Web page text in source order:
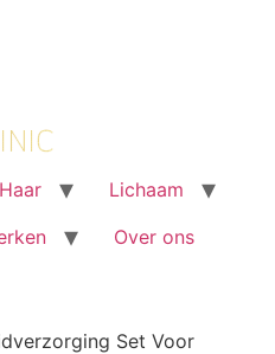
Haar
Lichaam
Over ons
Set Voor